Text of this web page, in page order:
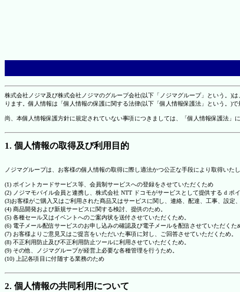
株式会社ノジマ及び株式会社ノジマのグループ会社(以下「ノジマグループ」という。)
ります。個人情報は「個人情報の保護に関する法律(以下「個人情報保護法」という。)
尚、本個人情報保護方針に規定されていない事項につきましては、「個人情報保護法」に
1. 個人情報の取得及び利用目的
ノジマグループは、お客様の個人情報の取得に際し適法かつ公正な手段により取得い
(1) ポイントカードサービス等、会員制サービスへの登録をさせていただくため
(2) ノジマモバイル会員と連携し、株式会社 NTT ドコモがサービスとして提供する d ポ
(3)お客様がご購入又はご利用された商品又はサービスに関し、連絡、配達、工事、設
(4) 商品開発および新規サービスに関する検討、提供のため。
(5) 各種セール又はイベントへのご案内状を送付させていただくため。
(6) 電子メール配信サービスのお申し込みの確認及び電子メールを配信させていただくた
(7) お客様よりご意見又はご提言をいただいた事項に対し、ご回答させていただくため。
(8) 不正利用防止及び不正利用防止ツールに利用させていただくため。
(9) その他、ノジマグループが経営上必要な各種管理を行うため。
(10) 上記各項目に付随する業務のため
2. 個人情報の共同利用について